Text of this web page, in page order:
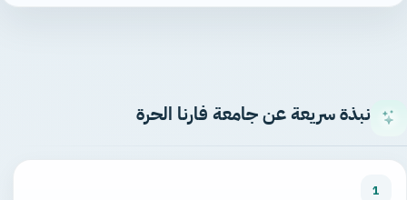
نبذة سريعة عن جامعة فارنا الحرة
1